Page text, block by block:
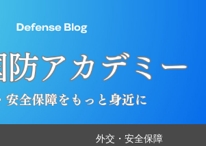
外交・安全保障